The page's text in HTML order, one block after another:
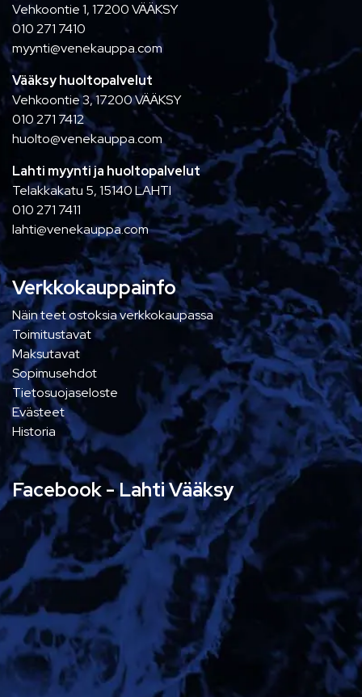
Vehkoontie 1, 17200 VÄÄKSY
010 271 7410
myynti@venekauppa.com
Vääksy huoltopalvelut
Vehkoontie 3, 17200 VÄÄKSY
010 271 7412
huolto@venekauppa.com
Lahti myynti ja huoltopalvelut
Telakkakatu 5, 15140 LAHTI
010 271 7411
lahti@venekauppa.com
Verkkokauppainfo
Näin teet ostoksia verkkokaupassa
Toimitustavat
Maksutavat
Sopimusehdot
Tietosuojaseloste
Evästeet
Historia
Facebook - Lahti Vääksy